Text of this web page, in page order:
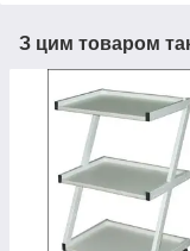
З цим товаром